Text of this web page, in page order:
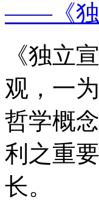
——《独
《独立
观，一
哲学概
利之重
长。